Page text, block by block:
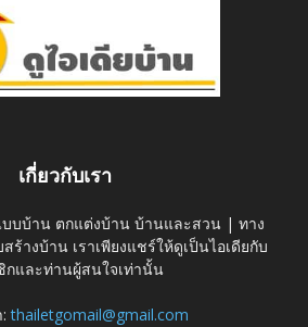
เกี่ยวกับเรา
บบบ้าน ตกแต่งบ้าน บ้านและสวน | ทาง
ร้างบ้าน เราเพียงแชร์ให้ดูเป็นไอเดียกับ
กและท่านผู้สนใจเท่านั้น
:thailetgomail@gmail.com